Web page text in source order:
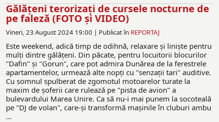
Gălățeni terorizați de cursele nocturne de
pe faleză (FOTO și VIDEO)
Vineri, 23 August 2024 19:00 | Publicat în REPORTAJ
Este weekend, adică timp de odihnă, relaxare și liniște pentru
mulți dintre gălățeni. Din păcate, pentru locuitorii blocurilor
"Dafin" și "Gorun", care pot admira Dunărea de la ferestrele
apartamentelor, urmează alte nopți cu "senzații tari" auditive.
Cu somnul spulberat de zgomotul motoarelor turate la
maxim de șoferii care rulează pe "pista de avion" a
bulevardului Marea Unire. Ca să nu-i mai punem la socoteală
pe "DJ de volan", care-și transformă mașinile în cluburi ambu
...